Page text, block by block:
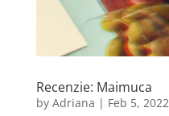
Recenzie: Maimuca
by Adriana | Feb 5, 2022